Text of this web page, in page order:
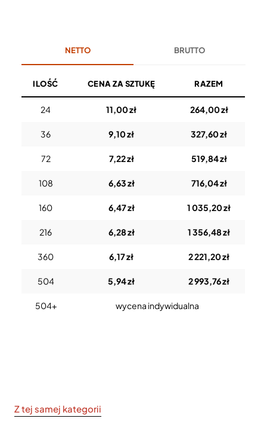
NETTO BRUTTO
ILOŚĆ CENA ZA SZTUKĘ RAZEM
24 11,00 zł 264,00 zł
36 9,10 zł 327,60 zł
72 7,22 zł 519,84 zł
108 6,63 zł 716,04 zł
160 6,47 zł 1 035,20 zł
216 6,28 zł 1 356,48 zł
360 6,17 zł 2 221,20 zł
504 5,94 zł 2 993,76 zł
504+ wycena indywidualna
Z tej samej kategorii